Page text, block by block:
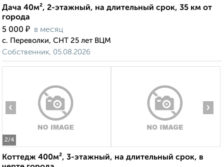
Дача 40м², 2-этажный, на длительный срок, 35 км от
города
5 000 ₽ в месяц
с. Переволки, СНТ 25 лет ВЦМ
Собственник, 05.08.2026
2/4
‹ ›
Коттедж 400м², 3-этажный, на длительный срок, в